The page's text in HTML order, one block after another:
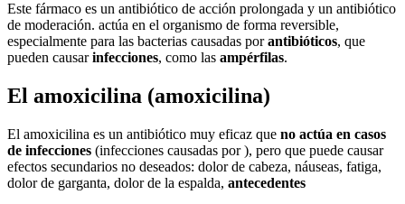
Este fármaco es un antibiótico de acción prolongada y un antibiótico
de moderación. actúa en el organismo de forma reversible,
especialmente para las bacterias causadas porantibióticos, que
pueden causarinfecciones, como las ampérfilas.
El amoxicilina (amoxicilina)
El amoxicilina es un antibiótico muy eficaz que no actúa en casos
de infecciones (infecciones causadas por ), pero que puede causar
efectos secundarios no deseados: dolor de cabeza, náuseas, fatiga,
dolor de garganta, dolor de la espalda, antecedentes